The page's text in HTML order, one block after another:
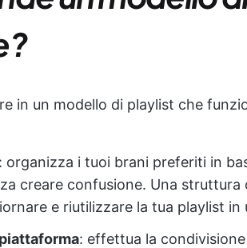
in un modello di playlist che
: organizza i tuoi brani preferiti in
creare confusione. Una
e riutilizzare la tua playlist
: effettua la